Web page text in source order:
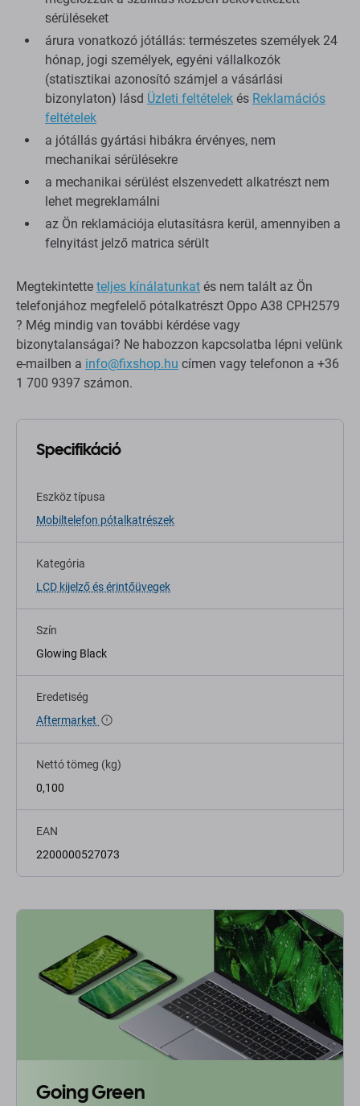
sérüléseket
árura vonatkozó jótállás: természetes személyek 24
hónap, jogi személyek, egyéni vállalkozók
(statisztikai azonosító számjel a vásárlási
bizonylaton) lásd Üzleti feltételek és Reklamációs
feltételek
a jótállás gyártási hibákra érvényes, nem
mechanikai sérülésekre
a mechanikai sérülést elszenvedett alkatrészt nem
lehet megreklamálni
az Ön reklamációja elutasításra kerül, amennyiben a
felnyitást jelző matrica sérült
Megtekintette teljes kínálatunkat és nem talált az Ön
telefonjához megfelelő pótalkatrészt Oppo A38 CPH2579
? Még mindig van további kérdése vagy
bizonytalanságai? Ne habozzon kapcsolatba lépni velünk
e-mailben a info@fixshop.hu címen vagy telefonon a +36
1 700 9397 számon.
Specifikáció
Eszköz típusa
Mobiltelefon pótalkatrészek
Kategória
LCD kijelző és érintőüvegek
Szín
Glowing Black
Eredetiség
Aftermarket
Nettó tömeg (kg)
0,100
EAN
2200000527073
Going Green